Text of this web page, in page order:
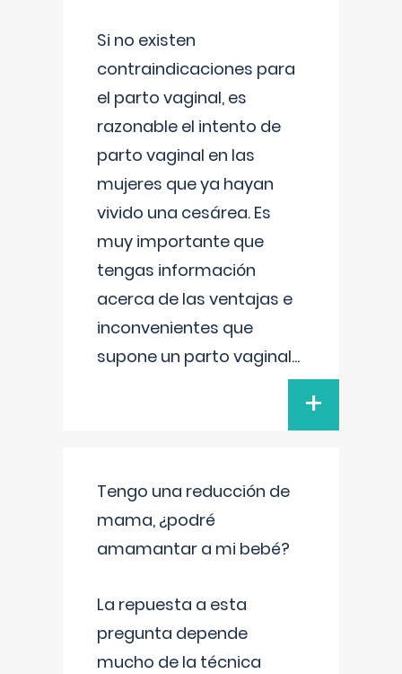
Si no existen
contraindicaciones para
el parto vaginal, es
razonable el intento de
parto vaginal en las
mujeres que ya hayan
vivido una cesárea. Es
muy importante que
tengas información
acerca de las ventajas e
inconvenientes que
supone un parto vaginal...
+
Tengo una reducción de
mama, ¿podré
amamantar a mi bebé?
La repuesta a esta
pregunta depende
mucho de la técnica